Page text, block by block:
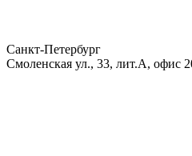
Санкт-Петербург
Смоленская ул., 33, лит.А, офис